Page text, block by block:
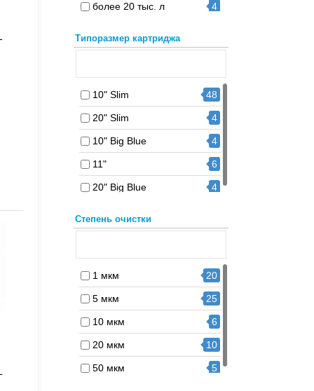
более 20 тыс. л 4
до 2 тыс. л 1
Типоразмер картриджа
10" Slim 48
20" Slim 4
10" Big Blue 4
11" 6
20" Big Blue 4
Степень очистки
1 мкм 20
5 мкм 25
10 мкм 6
20 мкм 10
50 мкм 5